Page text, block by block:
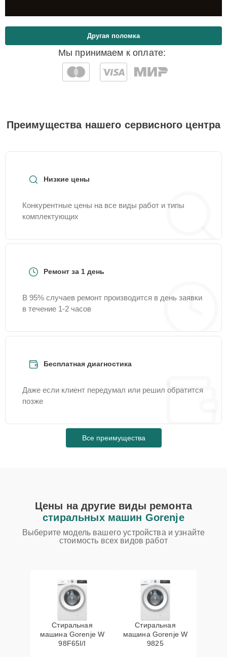
Мы принимаем к оплате:
Другая поломка
Преимущества нашего сервисного центра
Низкие цены
Конкурентные цены на все виды работ и типы
комплектующих
Ремонт за 1 день
В 95% случаев ремонт производится в день заявки
в течение 1-2 часов
Бесплатная диагностика
Даже если клиент передумал или решил обратится
позже
Все преимущества
Цены на другие виды ремонта
стиральных машин Gorenje
Выберите модель вашего устройства и узнайте
стоимость всех видов работ
Стиральная
машина Gorenje W
98F65I/I
Стиральная
машина Gorenje W
9825